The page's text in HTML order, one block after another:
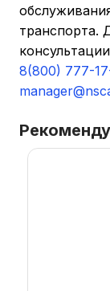
транспорта.
8(800) 777-